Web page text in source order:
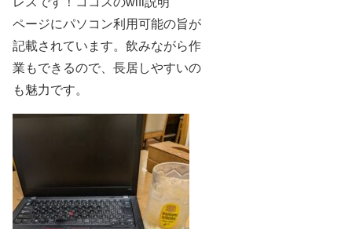
ページにパソコン利用可能の旨が
記載されています。飲みながら作
業もできるので、長居しやすいの
も魅力です。